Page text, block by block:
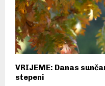
VRIJEME: Danas
stepeni